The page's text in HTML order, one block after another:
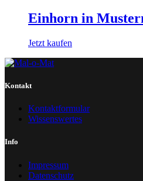
Einhorn in
Jetzt kaufen
Kontakt
Kontaktformular
Wissenswertes
Info
Impressum
Datenschutz